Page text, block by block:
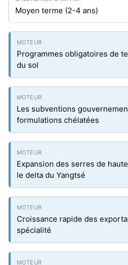
Moyen terme (2-4 ans)
Programmes obligatoires de
du sol
Les subventions
formulations chélatées
Expansion des serres de
le delta du Yangtsé
Croissance rapide des
spécialité